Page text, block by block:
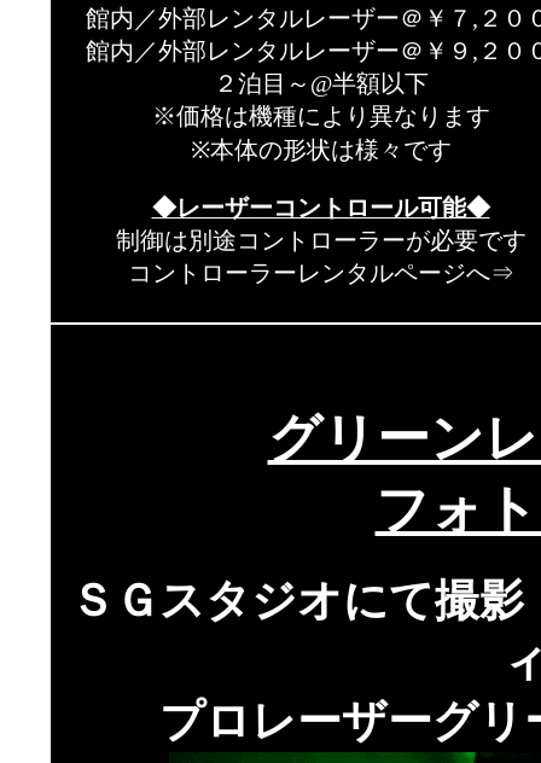
館内／外部レンタルレーザー＠￥７,２０
館内／外部レンタルレーザー＠￥９,２０
２泊目～@半額以下
※価格は機種により異なります
※本体の形状は様々です
◆レーザーコントロール可能◆
制御は別途コントローラーが必要です
コントローラーレンタルページへ⇒
グリーン
フォ
ＳＧスタジオにて撮
プロレーザーグ